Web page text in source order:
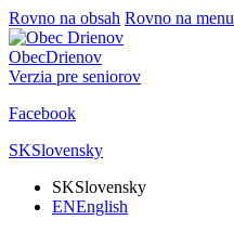
Rovno na obsah Rovno na menu
ObecDrienov
Verzia pre seniorov
Facebook
SKSlovensky
SKSlovensky
ENEnglish